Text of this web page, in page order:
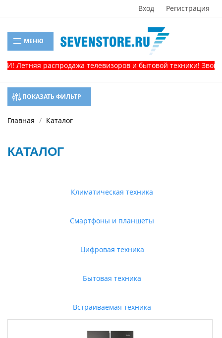
Вход Регистрация
МЕНЮ
распродажа телевизоров и бытовой техники! Звоните,
ПОКАЗАТЬ ФИЛЬТР
Главная Каталог
КАТАЛОГ
Климатическая техника
Смартфоны и планшеты
Цифровая техника
Бытовая техника
Встраиваемая техника